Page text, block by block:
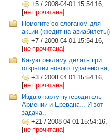
+5 / 2008-04-01 15:54:16,
[не прочитана]
Помогите со слоганом для
акции (кредит на авиабилеты)
+7 / 2008-04-01 15:54:16,
[не прочитана]
Какую рекламу делать при
открытии нового турагенства,
+3 / 2008-04-01 15:54:16,
[не прочитана]
Издаю карту-путеводитель
Армении и Еревана... И вот
задача...
+21 / 2008-04-01 15:54:16,
[не прочитана]